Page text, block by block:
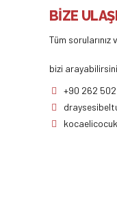
BİZE
Tüm sorularınız
bizi
+90 262 502